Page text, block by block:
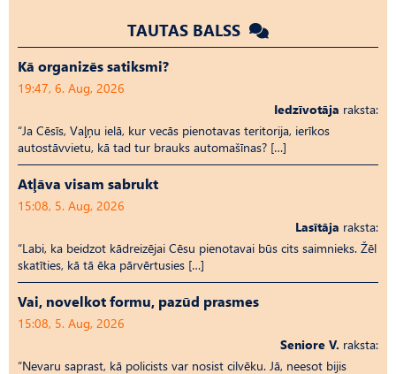
TAUTAS BALSS
Kā organizēs satiksmi?
19:47, 6. Aug, 2026
Iedzīvotāja raksta:
“Ja Cēsīs, Vaļņu ielā, kur vecās pienotavas teritorija, ierīkos
autostāvvietu, kā tad tur brauks automašīnas? […]
Atļāva visam sabrukt
15:08, 5. Aug, 2026
Lasītāja raksta:
“Labi, ka beidzot kādreizējai Cēsu pienotavai būs cits saimnieks. Žēl
skatīties, kā tā ēka pārvērtusies […]
Vai, novelkot formu, pazūd prasmes
15:08, 5. Aug, 2026
Seniore V. raksta:
“Nevaru saprast, kā policists var nosist cilvēku. Jā, neesot bijis